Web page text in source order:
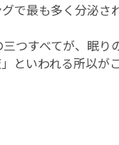
で最も多く分泌さ
つすべてが、眠り
いわれる所以が